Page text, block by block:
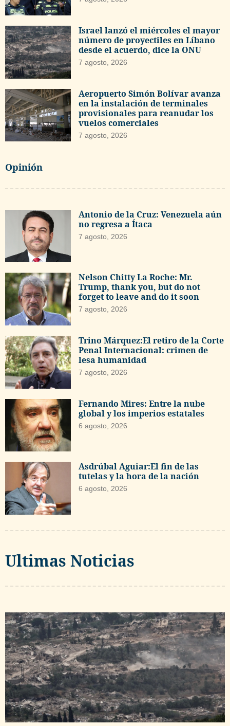
Israel lanzó el miércoles el mayor
número de proyectiles en Líbano
desde el acuerdo, dice la ONU
7 agosto, 2026
Aeropuerto Simón Bolívar avanza
en la instalación de terminales
provisionales para reanudar los
vuelos comerciales
7 agosto, 2026
Opinión
Antonio de la Cruz: Venezuela aún
no regresa a Ítaca
7 agosto, 2026
Nelson Chitty La Roche: Mr.
Trump, thank you, but do not
forget to leave and do it soon
7 agosto, 2026
Trino Márquez:El retiro de la Corte
Penal Internacional: crimen de
lesa humanidad
7 agosto, 2026
Fernando Mires: Entre la nube
global y los imperios estatales
6 agosto, 2026
Asdrúbal Aguiar:El fin de las
tutelas y la hora de la nación
6 agosto, 2026
Ultimas Noticias